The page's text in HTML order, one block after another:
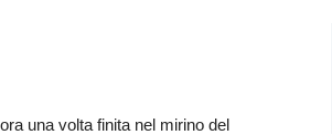
una volta finita nel mirino del